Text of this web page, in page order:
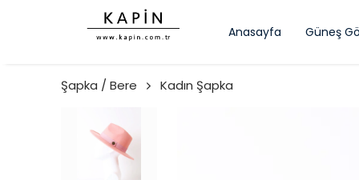
Anasayfa Güneş
Şapka / Bere Kadın Şapka